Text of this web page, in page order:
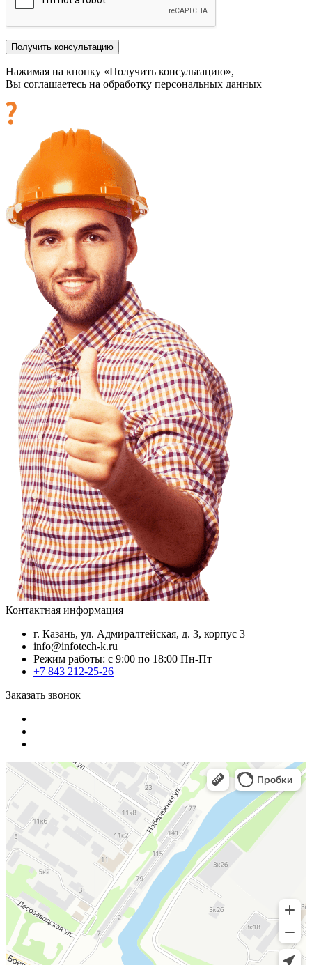
Нажимая на кнопку «Получить консультацию»,
Вы соглашаетесь на обработку персональных данных
Контактная информация
г. Казань, ул. Адмиралтейская, д. 3, корпус 3
info@infotech-k.ru
Режим работы: с 9:00 по 18:00 Пн-Пт
+7 843 212-25-26
Заказать звонок